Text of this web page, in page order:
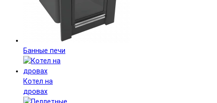
Банные печи
Котел на
дровах